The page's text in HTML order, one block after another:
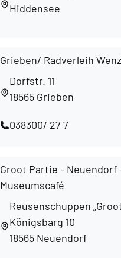
Hiddensee
Grieben/ Radverleih
Dorfstr. 11
18565 Grieben
038300/ 27 7
Groot Partie - Neuendorf
Museumscafé
Reusenschuppen
Königsbarg 10
18565 Neuendorf